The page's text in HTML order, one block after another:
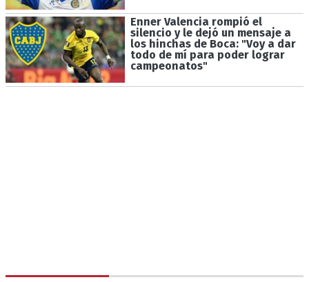
Enner Valencia rompió el
silencio y le dejó un mensaje a
los hinchas de Boca: "Voy a dar
todo de mí para poder lograr
campeonatos"